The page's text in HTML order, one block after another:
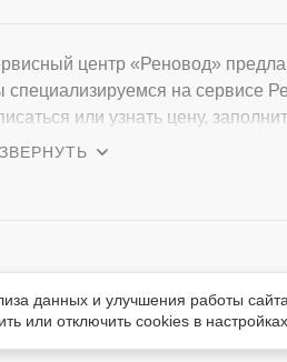
центр «Реновод»
специализируемся на сервисе
или узнать цену,
о нашем автокомплексе или
праве. При использовании любых
данных и улучшения работы
или отключить cookies в